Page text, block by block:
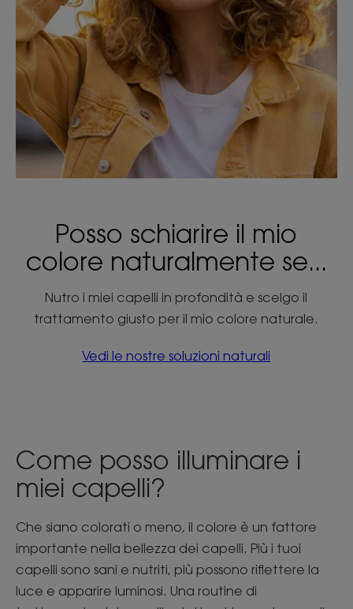
Posso schiarire il mio
colore naturalmente se...
Nutro i miei capelli in profondità e scelgo il
trattamento giusto per il mio colore naturale.
Vedi le nostre soluzioni naturali
Come posso illuminare i
miei capelli?
Che siano colorati o meno, il colore è un fattore
importante nella bellezza dei capelli. Più i tuoi
capelli sono sani e nutriti, più possono riflettere la
luce e apparire luminosi. Una routine di